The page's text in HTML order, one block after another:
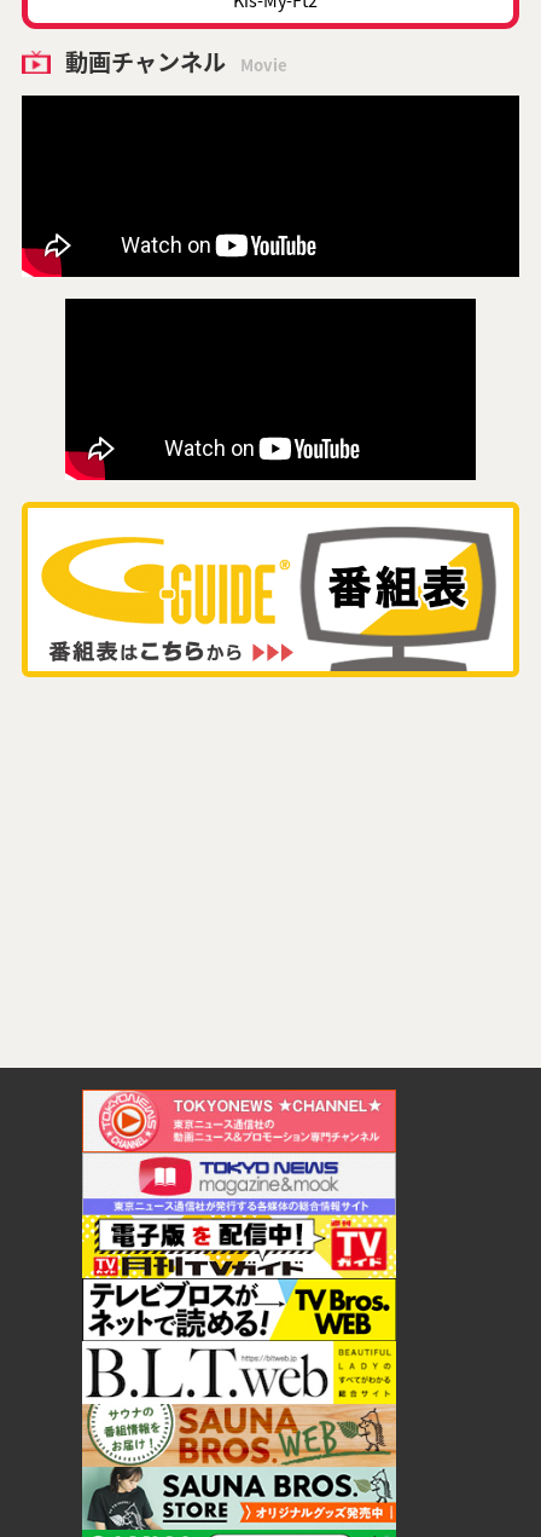
動画チャンネル Movie